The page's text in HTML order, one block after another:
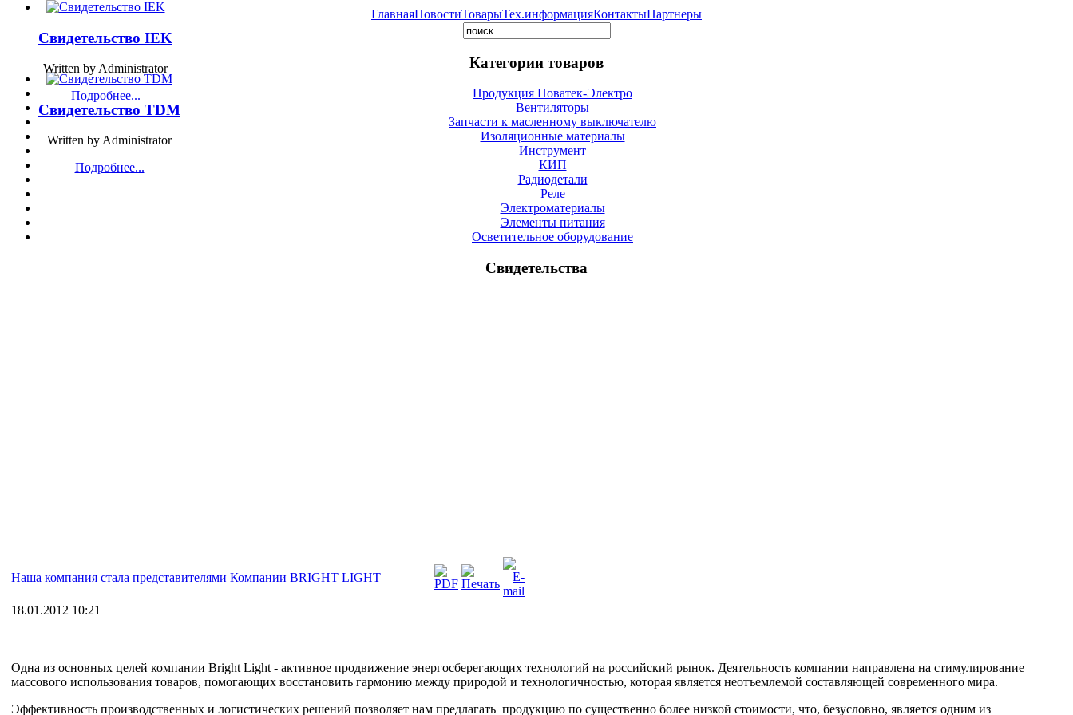
ГлавнаяНовостиТоварыТех.информацияКонтактыПартнеры
Категории товаров
Продукция Новатек-Электро
Вентиляторы
Запчасти к масленному выключателю
Изоляционные материалы
Инструмент
КИП
Радиодетали
Реле
Электроматериалы
Элементы питания
Осветительное оборудование
Свидетельства
Свидетельство IEK
Written by Administrator
Подробнее...
Свидетельство TDM
Written by Administrator
Подробнее...
Наша компания стала представителями Компании BRIGHT LIGHT
18.01.2012 10:21
Одна из основных целей компании Bright Light - активное продвижение энергосберегающих технологий на российский рынок. Деятельность компании направлена на стимулирование
массового использования товаров, помогающих восстановить гармонию между природой и технологичностью, которая является неотъемлемой составляющей современного мира.
Эффективность производственных и логистических решений позволяет нам предлагать продукцию по существенно более низкой стоимости, что, безусловно, является одним из